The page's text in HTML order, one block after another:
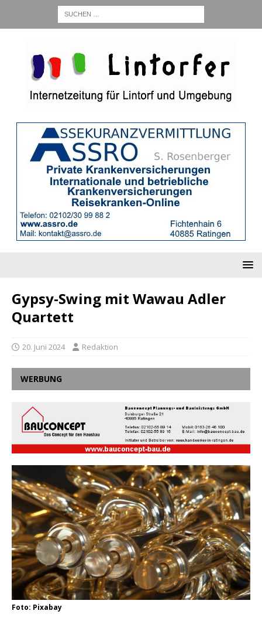
Gypsy-Swing mit Wawau Adler
Quartett
20. Juni 2024 Redaktion
WERBUNG
Foto: Pixabay